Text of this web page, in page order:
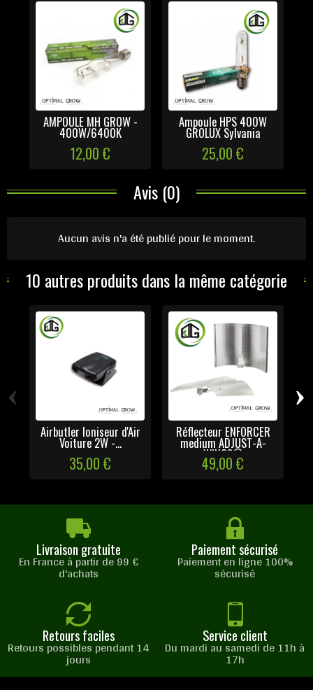
AMPOULE MH GROW -
400W/6400K
12,00 €
Ampoule HPS 400W
GROLUX Sylvania
25,00 €
Avis (0)
Aucun avis n'a été publié pour le moment.
10 autres produits dans la même catégorie
Airbutler Ioniseur d'Air
Voiture 2W -...
35,00 €
Réflecteur ENFORCER
medium ADJUST-A-
WINGS©
49,00 €
‹ ›
Livraison gratuite
En France à partir de 99 €
d'achats
Paiement sécurisé
Paiement en ligne 100%
sécurisé
Retours faciles
Retours possibles pendant 14
jours
Service client
Du mardi au samedi de 11h à
17h